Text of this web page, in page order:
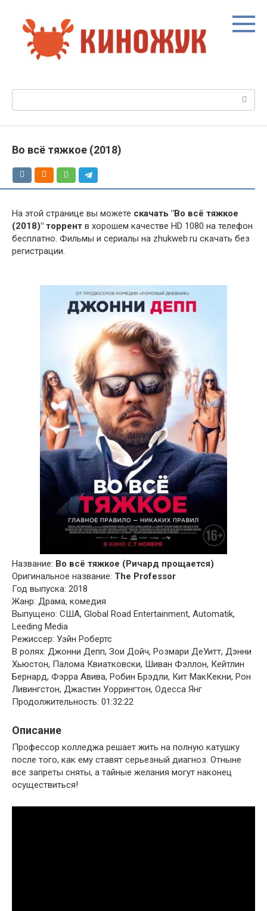
контенту
Во всё тяжкое (2018)
На этой странице вы можете скачать "Во всё тяжкое
(2018)" торрент в хорошем качестве HD 1080 на телефон
бесплатно. Фильмы и сериалы на zhukweb.ru скачать без
регистрации.
Название: Во всё тяжкое (Ричард прощается)
Оригинальное название: The Professor
Год выпуска: 2018
Жанр: Драма, комедия
Выпущено: США, Global Road Entertainment, Automatik,
Leeding Media
Режиссер: Уэйн Робертс
В ролях: Джонни Депп, Зои Дойч, Розмари ДеУитт, Дэнни
Хьюстон, Палома Квиатковски, Шиван Фэллон, Кейтлин
Бернард, Фэрра Авива, Робин Брэдли, Кит МакКекни, Рон
Ливингстон, Джастин Уоррингтон, Одесса Янг
Продолжительность: 01:32:22
Описание
Профессор колледжа решает жить на полную катушку
после того, как ему ставят серьезный диагноз. Отныне
все запреты сняты, а тайные желания могут наконец
осуществиться!